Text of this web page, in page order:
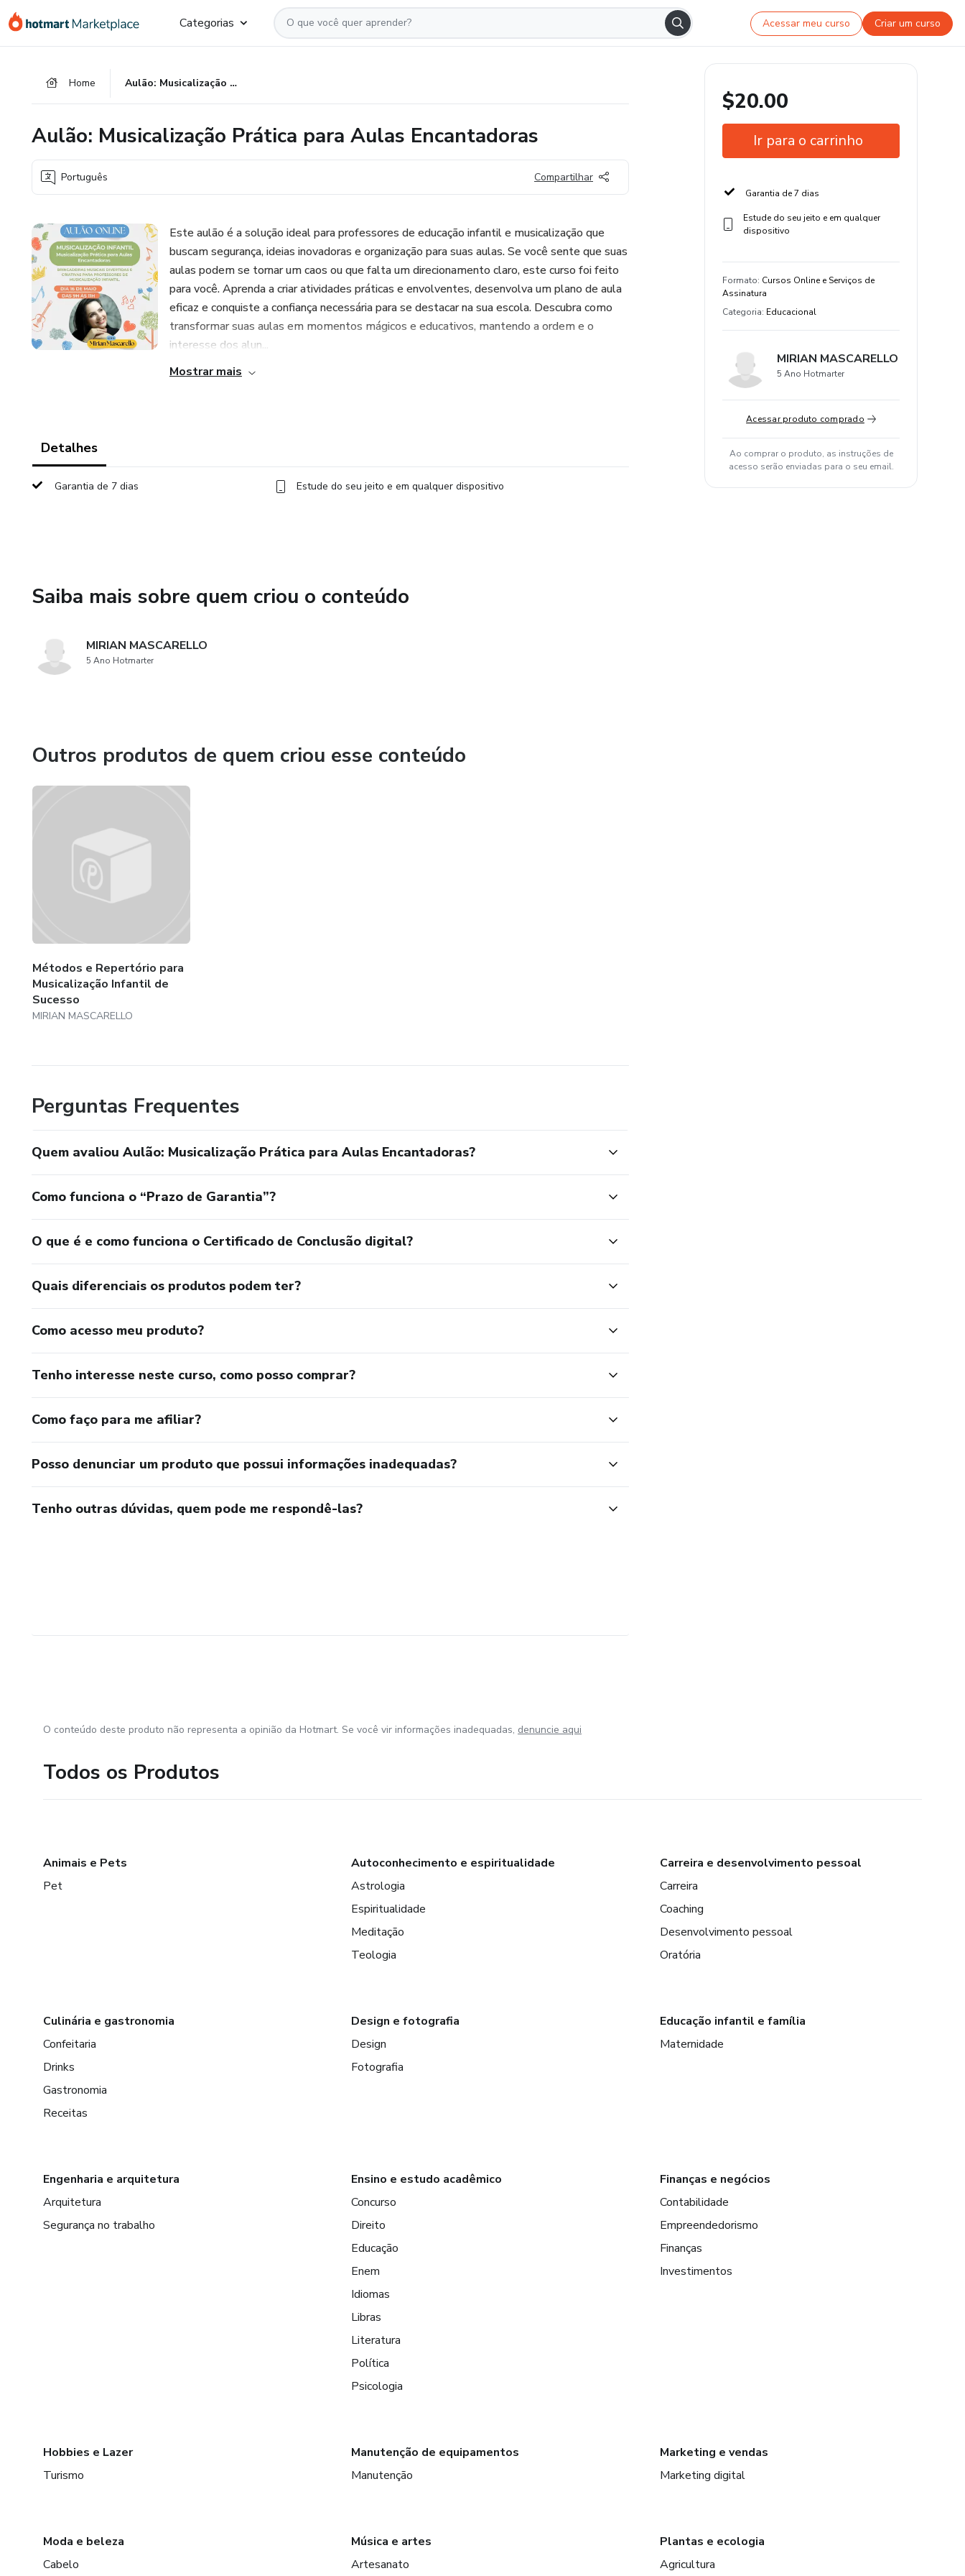
para
para
para
Categorias Acessar meu curso Criar um curso
Home Aulão: Musicalização Prática para Aulas Encantadoras
Aulão: Musicalização Prática para Aulas Encantadoras
Português Compartilhar
Este aulão é a solução ideal para professores de educação infantil e musicalização que
buscam segurança, ideias inovadoras e organização para suas aulas. Se você sente que suas
aulas podem se tornar um caos ou que falta um direcionamento claro, este curso foi feito
para você. Aprenda a criar atividades práticas e envolventes, desenvolva um plano de aula
eficaz e conquiste a confiança necessária para se destacar na sua escola. Descubra como
transformar suas aulas em momentos mágicos e educativos, mantendo a ordem e o
interesse dos alun...
Mostrar mais
Detalhes
Garantia de 7 dias Estude do seu jeito e em qualquer dispositivo
Saiba mais sobre quem criou o conteúdo
MIRIAN MASCARELLO
5 Ano Hotmarter
Outros produtos de quem criou esse conteúdo
Métodos e Repertório para
Musicalização Infantil de
Sucesso
MIRIAN MASCARELLO
Perguntas Frequentes
Quem avaliou Aulão: Musicalização Prática para Aulas Encantadoras?
Como funciona o “Prazo de Garantia”?
O que é e como funciona o Certificado de Conclusão digital?
Quais diferenciais os produtos podem ter?
Como acesso meu produto?
Tenho interesse neste curso, como posso comprar?
Como faço para me afiliar?
Posso denunciar um produto que possui informações inadequadas?
Tenho outras dúvidas, quem pode me respondê-las?
$20.00
Ir para o carrinho
Garantia de 7 dias
Estude do seu jeito e em qualquer
dispositivo
Formato: Cursos Online e Serviços de
Assinatura
Categoria: Educacional
MIRIAN MASCARELLO
5 Ano Hotmarter
Acessar produto comprado
Ao comprar o produto, as instruções de
acesso serão enviadas para o seu email.
O conteúdo deste produto não representa a opinião da Hotmart. Se você vir informações inadequadas, denuncie aqui
Todos os Produtos
Animais e Pets
Pet
Autoconhecimento e espiritualidade
Astrologia
Espiritualidade
Meditação
Teologia
Carreira e desenvolvimento pessoal
Carreira
Coaching
Desenvolvimento pessoal
Oratória
Culinária e gastronomia
Confeitaria
Drinks
Gastronomia
Receitas
Design e fotografia
Design
Fotografia
Educação infantil e família
Maternidade
Engenharia e arquitetura
Arquitetura
Segurança no trabalho
Ensino e estudo acadêmico
Concurso
Direito
Educação
Enem
Idiomas
Libras
Literatura
Política
Psicologia
Finanças e negócios
Contabilidade
Empreendedorismo
Finanças
Investimentos
Hobbies e Lazer
Turismo
Manutenção de equipamentos
Manutenção
Marketing e vendas
Marketing digital
Moda e beleza
Cabelo
Música e artes
Artesanato
Plantas e ecologia
Agricultura